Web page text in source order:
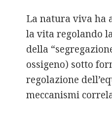
La natura viva ha
la vita regolando
della
ossigeno) sotto
regolazione
meccanismi